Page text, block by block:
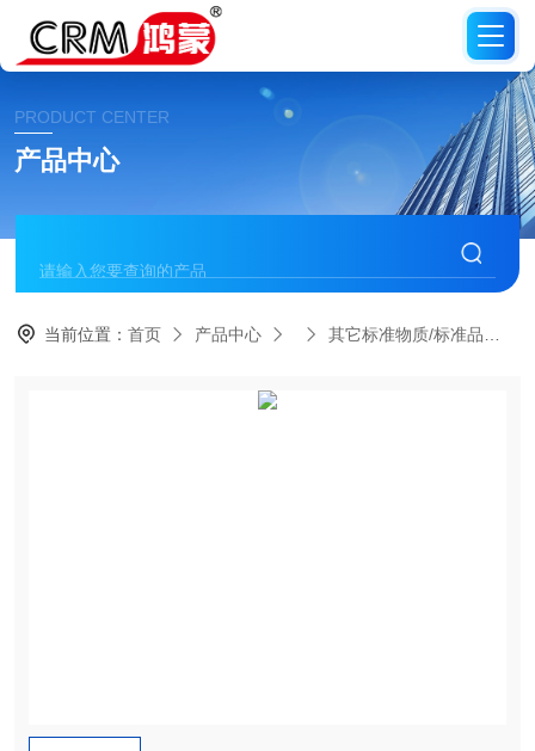
PRODUCT CENTER
产品中心
当前位置：首页 产品中心 其它标准物质/标准品